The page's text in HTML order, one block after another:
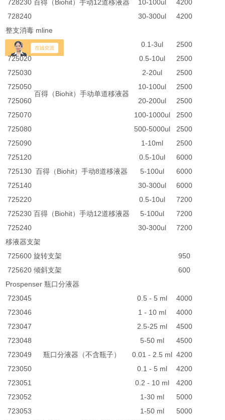
百得（Biohit）手动12道移液器
728230 10-100ul
4200
728240
30-300ul
4200
整支消毒 mline
725010
百得（Biohit）手动单道移液器
0.1-3ul
2500
725020
0.5-10ul
2500
725030
2-20ul
2500
725050
10-100ul
2500
725060
20-200ul
2500
725070
100-1000ul
2500
725080
500-5000ul
2500
725090
1-10ml
2500
725120
百得（Biohit）手动8道移液器
0.5-10ul
6000
725130
5-100ul
6000
725140
30-300ul
6000
725220
百得（Biohit）手动12道移液器
0.5-10ul
7200
725230
5-100ul
7200
725240
30-300ul
7200
移液器支架
725600 旋转支架
950
725620 倾斜支架
600
Prospenser 瓶口分液器
723045
瓶口分液器（不含瓶子）
0.5 - 5 ml
4000
723046
1 - 10 ml
4000
723047
2.5-25 ml
4500
723048
5-50 ml
4500
723049
0.01 - 2.5 ml 4200
723050
0.1 - 5 ml
4200
723051
0.2 - 10 ml
4200
723052
1-30 ml
5000
723053
1-50 ml
5000